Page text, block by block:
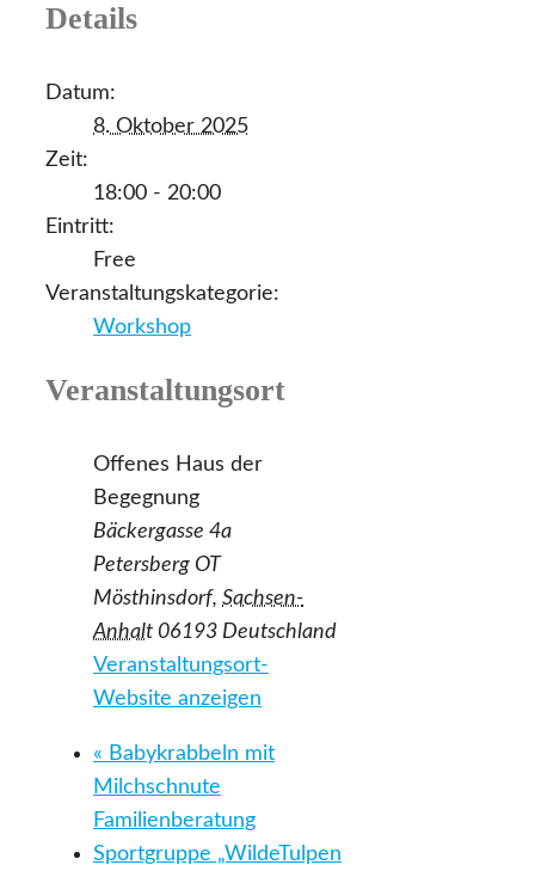
Details
Datum:
8. Oktober 2025
Zeit:
18:00 - 20:00
Eintritt:
Free
Veranstaltungskategorie:
Workshop
Veranstaltungsort
Offenes Haus der
Begegnung
Bäckergasse 4a
Petersberg OT
Mösthinsdorf, Sachsen-
Anhalt 06193 Deutschland
Veranstaltungsort-
Website anzeigen
« Babykrabbeln mit
Milchschnute
Familienberatung
Sportgruppe „WildeTulpen